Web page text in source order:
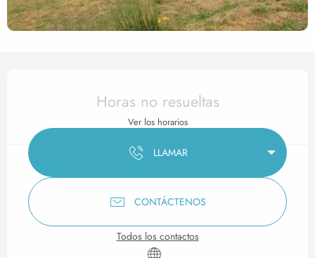
Horarios y datos de
Horas no resueltas
Ver los horarios
LLAMAR
CONTÁCTENOS
Todos los contactos